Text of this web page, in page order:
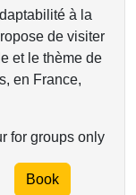
à la
de visiter
et le thème de
en France,
for groups only
Book